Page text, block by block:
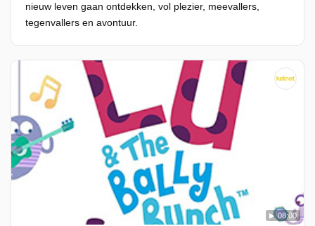
nieuw leven gaan ontdekken, vol plezier, meevallers,
tegenvallers en avontuur.
08:00